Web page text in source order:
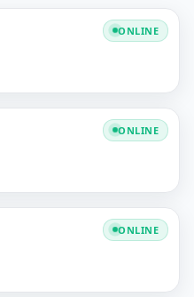
ONLINE
ONLINE
ONLINE